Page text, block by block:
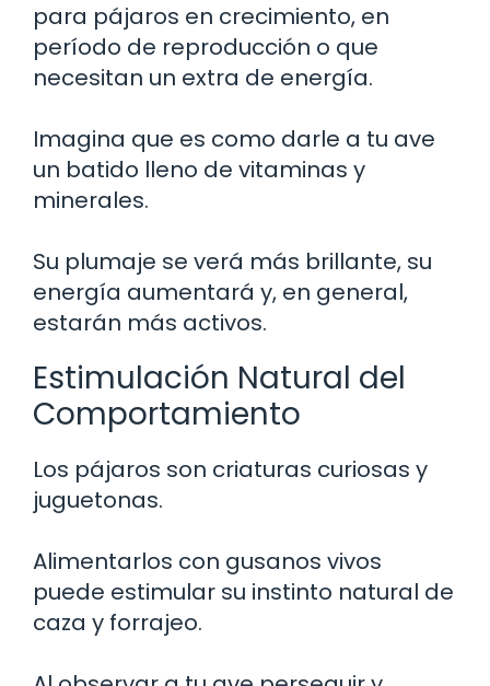
para pájaros en crecimiento, en
período de reproducción o que
necesitan un extra de energía.
Imagina que es como darle a tu ave
un batido lleno de vitaminas y
minerales.
Su plumaje se verá más brillante, su
energía aumentará y, en general,
estarán más activos.
Estimulación Natural del
Comportamiento
Los pájaros son criaturas curiosas y
juguetonas.
Alimentarlos con gusanos vivos
puede estimular su instinto natural de
caza y forrajeo.